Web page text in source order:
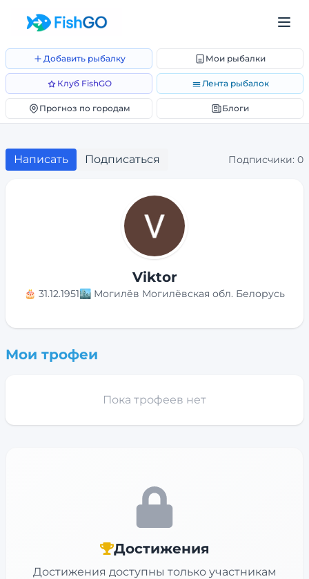
Добавить рыбалку Мои рыбалки
Клуб FishGO Лента рыбалок
Прогноз по городам Блоги
Написать Подписаться Подписчики: 0
Viktor
🎂 31.12.1951🏙️ Могилёв Могилёвская обл. Белорусь
Мои трофеи
Пока трофеев нет
Достижения
Достижения доступны только участникам